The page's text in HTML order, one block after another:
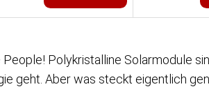
Polykristalline Solarmodule
geht. Aber was steckt eigentlich